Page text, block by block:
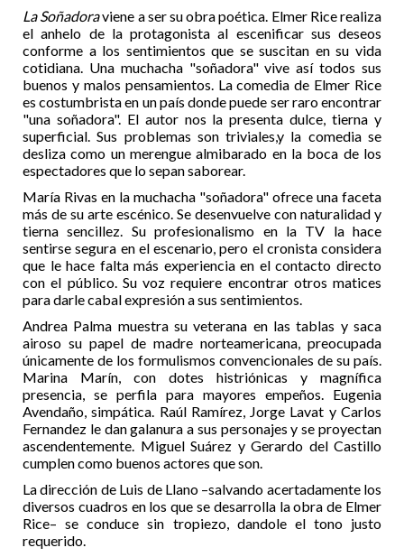
La Soñadoraviene a ser su obra poética. Elmer Rice realiza
el anhelo de la protagonista al escenificar sus deseos
conforme a los sentimientos que se suscitan en su vida
cotidiana. Una muchacha "soñadora" vive así todos sus
buenos y malos pensamientos. La comedia de Elmer Rice
es costumbrista en un país donde puede ser raro encontrar
"una soñadora". El autor nos la presenta dulce, tierna y
superficial. Sus problemas son triviales,y la comedia se
desliza como un merengue almibarado en la boca de los
espectadores que lo sepan saborear.
María Rivas en la muchacha "soñadora" ofrece una faceta
más de su arte escénico. Se desenvuelve con naturalidad y
tierna sencillez. Su profesionalismo en la TV la hace
sentirse segura en el escenario, pero el cronista considera
que le hace falta más experiencia en el contacto directo
con el público. Su voz requiere encontrar otros matices
para darle cabal expresión a sus sentimientos.
Andrea Palma muestra su veterana en las tablas y saca
airoso su papel de madre norteamericana, preocupada
únicamente de los formulismos convencionales de su país.
Marina Marín, con dotes histriónicas y magnífica
presencia, se perfila para mayores empeños. Eugenia
Avendaño, simpática. Raúl Ramírez, Jorge Lavat y Carlos
Fernandez le dan galanura a sus personajes y se proyectan
ascendentemente. Miguel Suárez y Gerardo del Castillo
cumplen como buenos actores que son.
La dirección de Luis de Llano –salvando acertadamente los
diversos cuadros en los que se desarrolla la obra de Elmer
Rice– se conduce sin tropiezo, dandole el tono justo
requerido.